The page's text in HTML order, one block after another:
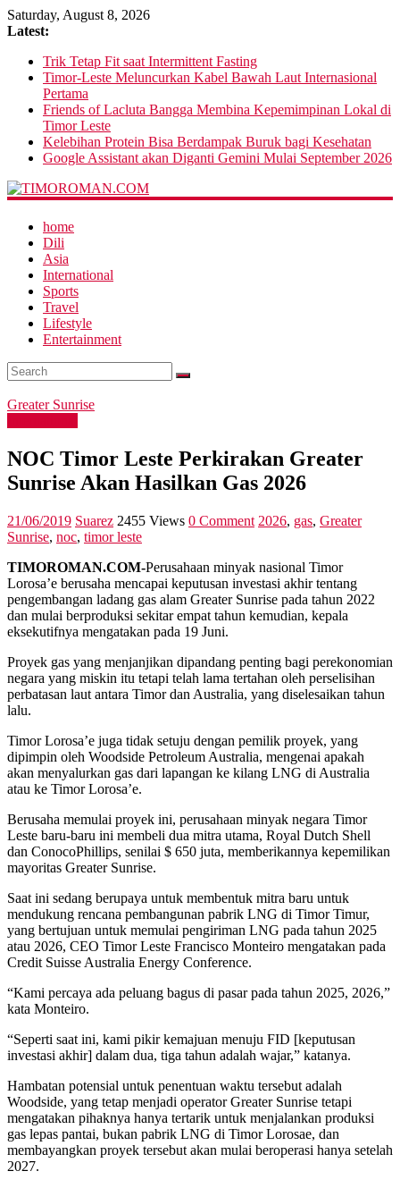
Saturday, August 8, 2026
Latest:
Trik Tetap Fit saat Intermittent Fasting
Timor-Leste Meluncurkan Kabel Bawah Laut Internasional
Pertama
Friends of Lacluta Bangga Membina Kepemimpinan Lokal di
Timor Leste
Kelebihan Protein Bisa Berdampak Buruk bagi Kesehatan
Google Assistant akan Diganti Gemini Mulai September 2026
home
Dili
Asia
International
Sports
Travel
Lifestyle
Entertainment
Greater Sunrise
NOC Timor Leste Perkirakan Greater
Sunrise Akan Hasilkan Gas 2026
21/06/2019 Suarez 2455 Views 0 Comment 2026, gas, Greater
Sunrise, noc, timor leste
TIMOROMAN.COM-Perusahaan minyak nasional Timor
Lorosa’e berusaha mencapai keputusan investasi akhir tentang
pengembangan ladang gas alam Greater Sunrise pada tahun 2022
dan mulai berproduksi sekitar empat tahun kemudian, kepala
eksekutifnya mengatakan pada 19 Juni.
Proyek gas yang menjanjikan dipandang penting bagi perekonomian
negara yang miskin itu tetapi telah lama tertahan oleh perselisihan
perbatasan laut antara Timor dan Australia, yang diselesaikan tahun
lalu.
Timor Lorosa’e juga tidak setuju dengan pemilik proyek, yang
dipimpin oleh Woodside Petroleum Australia, mengenai apakah
akan menyalurkan gas dari lapangan ke kilang LNG di Australia
atau ke Timor Lorosa’e.
Berusaha memulai proyek ini, perusahaan minyak negara Timor
Leste baru-baru ini membeli dua mitra utama, Royal Dutch Shell
dan ConocoPhillips, senilai $ 650 juta, memberikannya kepemilikan
mayoritas Greater Sunrise.
Saat ini sedang berupaya untuk membentuk mitra baru untuk
mendukung rencana pembangunan pabrik LNG di Timor Timur,
yang bertujuan untuk memulai pengiriman LNG pada tahun 2025
atau 2026, CEO Timor Leste Francisco Monteiro mengatakan pada
Credit Suisse Australia Energy Conference.
“Kami percaya ada peluang bagus di pasar pada tahun 2025, 2026,”
kata Monteiro.
“Seperti saat ini, kami pikir kemajuan menuju FID [keputusan
investasi akhir] dalam dua, tiga tahun adalah wajar,” katanya.
Hambatan potensial untuk penentuan waktu tersebut adalah
Woodside, yang tetap menjadi operator Greater Sunrise tetapi
mengatakan pihaknya hanya tertarik untuk menjalankan produksi
gas lepas pantai, bukan pabrik LNG di Timor Lorosae, dan
membayangkan proyek tersebut akan mulai beroperasi hanya setelah
2027.